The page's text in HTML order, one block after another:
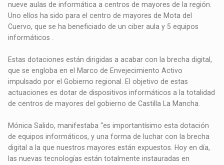
nueve aulas de informática a centros de mayores de la región.
Uno ellos ha sido para el centro de mayores de Mota del
Cuervo, que se ha beneficiado de un ciber aula y 5 equipos
informáticos .
Estas dotaciones están dirigidas a acabar con la brecha digital,
que se engloba en el Marco de Envejecimiento Activo
impulsado por el Gobierno regional. El objetivo de estas
actuaciones es dotar de dispositivos informáticos a la totalidad
de centros de mayores del gobierno de Castilla La Mancha.
Mónica Salido, manifestaba “es importantísimo esta dotación
de equipos informáticos, y una forma de luchar con la brecha
digital a la que nuestros mayores están expuestos. Hoy en día,
las nuevas tecnologías están totalmente instauradas en